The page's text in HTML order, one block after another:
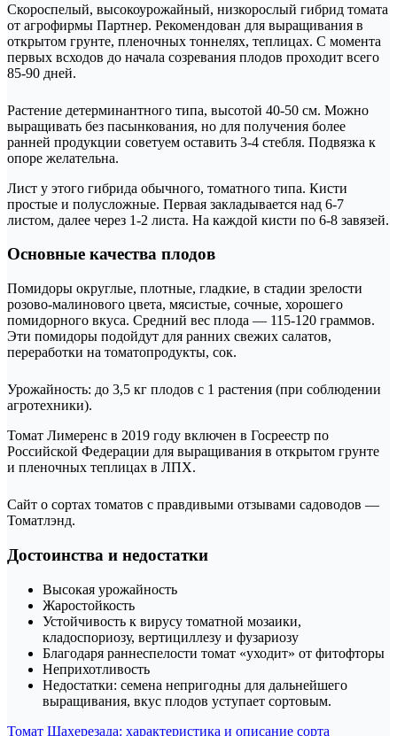
Скороспелый, высокоурожайный, низкорослый гибрид томата
от агрофирмы Партнер. Рекомендован для выращивания в
открытом грунте, пленочных тоннелях, теплицах. С момента
первых всходов до начала созревания плодов проходит всего
85-90 дней.
Растение детерминантного типа, высотой 40-50 см. Можно
выращивать без пасынкования, но для получения более
ранней продукции советуем оставить 3-4 стебля. Подвязка к
опоре желательна.
Лист у этого гибрида обычного, томатного типа. Кисти
простые и полусложные. Первая закладывается над 6-7
листом, далее через 1-2 листа. На каждой кисти по 6-8 завязей.
Основные качества плодов
Помидоры округлые, плотные, гладкие, в стадии зрелости
розово-малинового цвета, мясистые, сочные, хорошего
помидорного вкуса. Средний вес плода — 115-120 граммов.
Эти помидоры подойдут для ранних свежих салатов,
переработки на томатопродукты, сок.
Урожайность: до 3,5 кг плодов с 1 растения (при соблюдении
агротехники).
Томат Лимеренс в 2019 году включен в Госреестр по
Российской Федерации для выращивания в открытом грунте
и пленочных теплицах в ЛПХ.
Сайт о сортах томатов с правдивыми отзывами садоводов —
Томатлэнд.
Достоинства и недостатки
Высокая урожайность
Жаростойкость
Устойчивость к вирусу томатной мозаики,
кладоспориозу, вертициллезу и фузариозу
Благодаря раннеспелости томат «уходит» от фитофторы
Неприхотливость
Недостатки: семена непригодны для дальнейшего
выращивания, вкус плодов уступает сортовым.
Томат Шахерезада: характеристика и описание сорта